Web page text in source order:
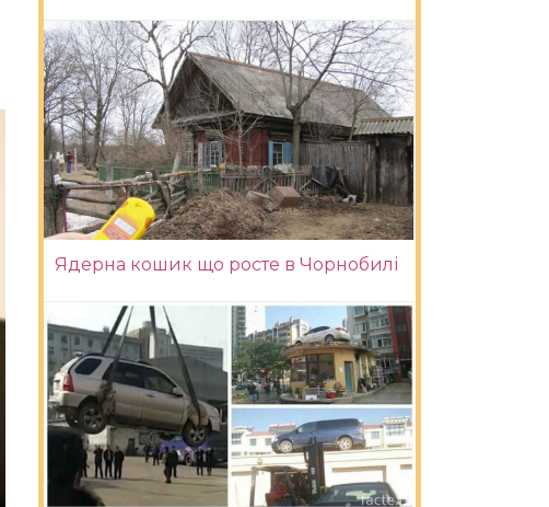
Ядерна кошик що росте в Чорнобилі